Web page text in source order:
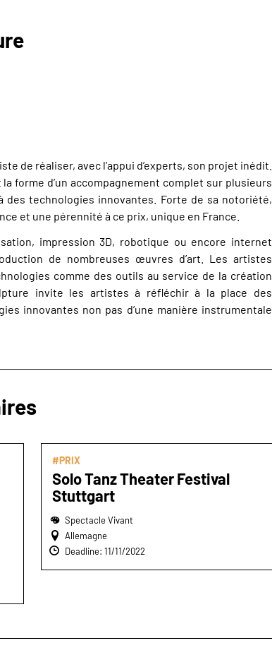
de réaliser, avec l’appui d’experts, son projet inédit.
forme d’un accompagnement complet sur plusieurs
technologies innovantes. Forte de sa notoriété,
et une pérennité à ce prix, unique en France.
impression 3D, robotique ou encore internet
de nombreuses œuvres d’art. Les artistes
comme des outils au service de la création
invite les artistes à réfléchir à la place des
innovantes non pas d’une manière instrumentale
#PRIX
Solo Tanz Theater Festival
Stuttgart
Spectacle Vivant
Allemagne
Deadline: 11/11/2022